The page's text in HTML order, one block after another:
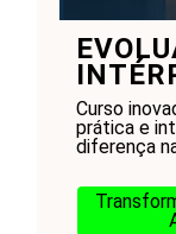
Curso
prática e
diferença